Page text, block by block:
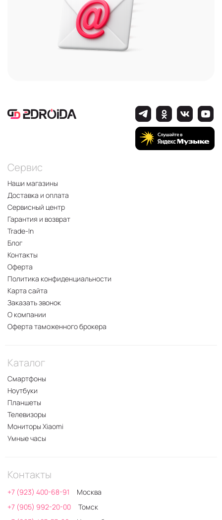
Сервис
Наши магазины
Доставка и оплата
Сервисный центр
Гарантия и возврат
Trade-In
Блог
Контакты
Оферта
Политика конфиденциальности
Карта сайта
Заказать звонок
О компании
Оферта таможенного брокера
Каталог
Смартфоны
Ноутбуки
Планшеты
Телевизоры
Мониторы Xiaomi
Умные часы
Контакты
+7 (923) 400-68-91
Москва
+7 (905) 992-20-00
Томск